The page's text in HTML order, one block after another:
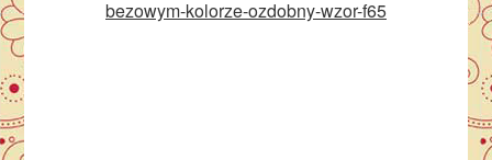
bezowym-kolorze-ozdobny-wzor-f65